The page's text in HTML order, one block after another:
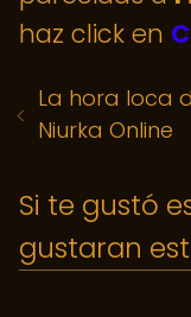
haz click en
La hora loca
Niurka Online
Si te gustó
gustaran